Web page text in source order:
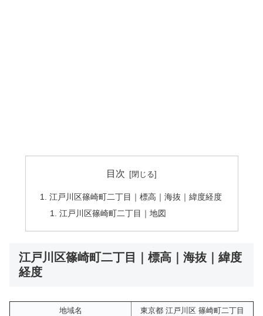
目次
江戸川区篠崎町二丁目｜標高｜海抜｜緯度経度
江戸川区篠崎町二丁目｜地図
江戸川区篠崎町二丁目｜標高｜海抜｜緯度
経度
地域名
東京都 江戸川区 篠崎町二丁目